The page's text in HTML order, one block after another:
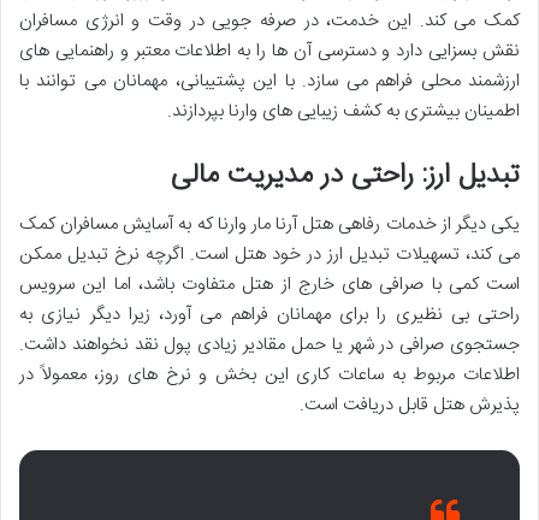
کمک می کند. این خدمت، در صرفه جویی در وقت و انرژی مسافران
نقش بسزایی دارد و دسترسی آن ها را به اطلاعات معتبر و راهنمایی های
ارزشمند محلی فراهم می سازد. با این پشتیبانی، مهمانان می توانند با
اطمینان بیشتری به کشف زیبایی های وارنا بپردازند.
تبدیل ارز: راحتی در مدیریت مالی
یکی دیگر ازخدمات رفاهی هتل آرنا مار وارنا که به آسایش مسافران کمک
می کند، تسهیلات تبدیل ارز در خود هتل است. اگرچه نرخ تبدیل ممکن
است کمی با صرافی های خارج از هتل متفاوت باشد، اما این سرویس
راحتی بی نظیری را برای مهمانان فراهم می آورد، زیرا دیگر نیازی به
جستجوی صرافی در شهر یا حمل مقادیر زیادی پول نقد نخواهند داشت.
اطلاعات مربوط به ساعات کاری این بخش و نرخ های روز، معمولاً در
پذیرش هتل قابل دریافت است.